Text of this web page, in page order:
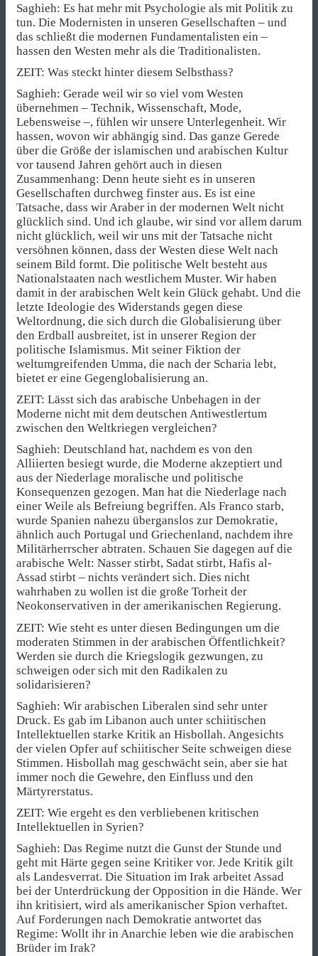
Saghieh: Es hat mehr mit Psychologie als mit Politik zu
tun. Die Modernisten in unseren Gesellschaften – und
das schließt die modernen Fundamentalisten ein –
hassen den Westen mehr als die Traditionalisten.
ZEIT: Was steckt hinter diesem Selbsthass?
Saghieh: Gerade weil wir so viel vom Westen
übernehmen – Technik, Wissenschaft, Mode,
Lebensweise –, fühlen wir unsere Unterlegenheit. Wir
hassen, wovon wir abhängig sind. Das ganze Gerede
über die Größe der islamischen und arabischen Kultur
vor tausend Jahren gehört auch in diesen
Zusammenhang: Denn heute sieht es in unseren
Gesellschaften durchweg finster aus. Es ist eine
Tatsache, dass wir Araber in der modernen Welt nicht
glücklich sind. Und ich glaube, wir sind vor allem darum
nicht glücklich, weil wir uns mit der Tatsache nicht
versöhnen können, dass der Westen diese Welt nach
seinem Bild formt. Die politische Welt besteht aus
Nationalstaaten nach westlichem Muster. Wir haben
damit in der arabischen Welt kein Glück gehabt. Und die
letzte Ideologie des Widerstands gegen diese
Weltordnung, die sich durch die Globalisierung über
den Erdball ausbreitet, ist in unserer Region der
politische Islamismus. Mit seiner Fiktion der
weltumgreifenden Umma, die nach der Scharia lebt,
bietet er eine Gegenglobalisierung an.
ZEIT: Lässt sich das arabische Unbehagen in der
Moderne nicht mit dem deutschen Antiwestlertum
zwischen den Weltkriegen vergleichen?
Saghieh: Deutschland hat, nachdem es von den
Alliierten besiegt wurde, die Moderne akzeptiert und
aus der Niederlage moralische und politische
Konsequenzen gezogen. Man hat die Niederlage nach
einer Weile als Befreiung begriffen. Als Franco starb,
wurde Spanien nahezu überganslos zur Demokratie,
ähnlich auch Portugal und Griechenland, nachdem ihre
Militärherrscher abtraten. Schauen Sie dagegen auf die
arabische Welt: Nasser stirbt, Sadat stirbt, Hafis al-
Assad stirbt – nichts verändert sich. Dies nicht
wahrhaben zu wollen ist die große Torheit der
Neokonservativen in der amerikanischen Regierung.
ZEIT: Wie steht es unter diesen Bedingungen um die
moderaten Stimmen in der arabischen Öffentlichkeit?
Werden sie durch die Kriegslogik gezwungen, zu
schweigen oder sich mit den Radikalen zu
solidarisieren?
Saghieh: Wir arabischen Liberalen sind sehr unter
Druck. Es gab im Libanon auch unter schiitischen
Intellektuellen starke Kritik an Hisbollah. Angesichts
der vielen Opfer auf schiitischer Seite schweigen diese
Stimmen. Hisbollah mag geschwächt sein, aber sie hat
immer noch die Gewehre, den Einfluss und den
Märtyrerstatus.
ZEIT: Wie ergeht es den verbliebenen kritischen
Intellektuellen in Syrien?
Saghieh: Das Regime nutzt die Gunst der Stunde und
geht mit Härte gegen seine Kritiker vor. Jede Kritik gilt
als Landesverrat. Die Situation im Irak arbeitet Assad
bei der Unterdrückung der Opposition in die Hände. Wer
ihn kritisiert, wird als amerikanischer Spion verhaftet.
Auf Forderungen nach Demokratie antwortet das
Regime: Wollt ihr in Anarchie leben wie die arabischen
Brüder im Irak?